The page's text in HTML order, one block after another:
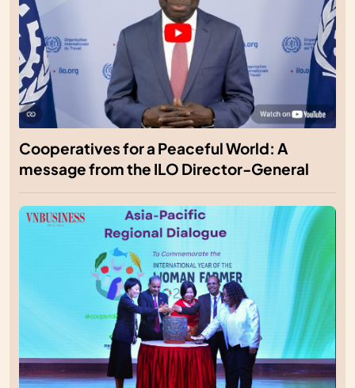
Cooperatives for a Peaceful World: A
message from the ILO Director-General